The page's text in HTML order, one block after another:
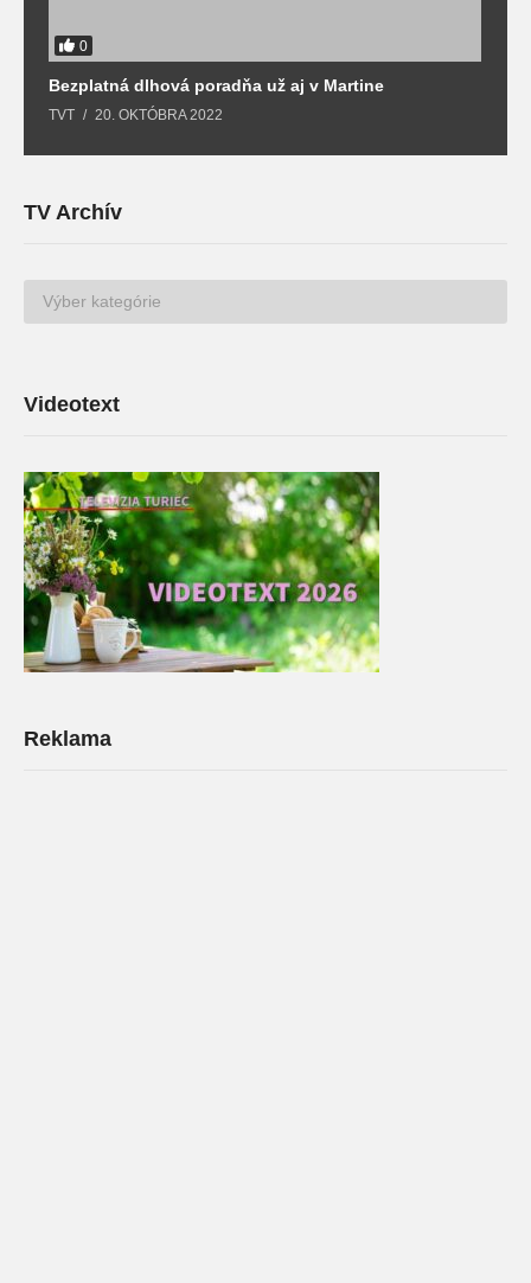
0
Bezplatná dlhová poradňa už aj v Martine
TVT 20. OKTÓBRA 2022
TV Archív
TV
Archív
Videotext
Reklama